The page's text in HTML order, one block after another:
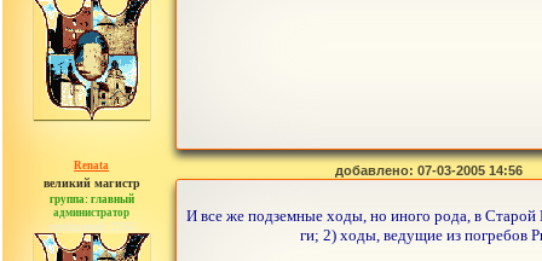
Renata
великий магистр
группа: главный
администратор
сообщений: 2765
добавлено: 07-03-2005 14:56
И все же подземные ходы, но иного рода, в
ги; 2) ходы, ведущие из погребов